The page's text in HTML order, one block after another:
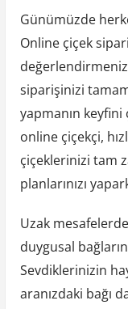
Günümüzde
Online çiçek
siparişinizi
yapmanın
online çiçekçi,
çiçeklerinizi tam
planlarınızı
Uzak
duygusal
Sevdiklerinizin
aranızdaki bağı